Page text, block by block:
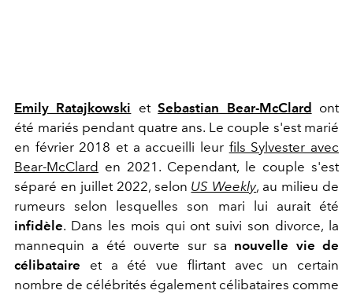
Emily Ratajkowski etSebastian Bear-McClard ont
été mariés pendant quatre ans. Le couple s'est marié
en février 2018 et a accueilli leur fils Sylvester avec
Bear-McClard en 2021. Cependant, le couple s'est
séparé en juillet 2022, selon US Weekly, au milieu de
rumeurs selon lesquelles son mari lui aurait été
infidèle. Dans les mois qui ont suivi son divorce, la
mannequin a été ouverte sur sa nouvelle vie de
célibataire et a été vue flirtant avec un certain
nombre de célébrités également célibataires comme